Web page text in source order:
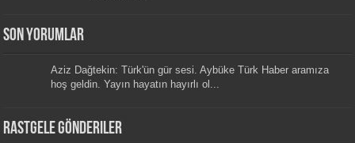
Son Yorumlar
Aziz Dağtekin: Türk'ün gür sesi. Aybüke Türk Haber aramıza
hoş geldin. Yayın hayatın hayırlı ol...
Rastgele Gönderiler